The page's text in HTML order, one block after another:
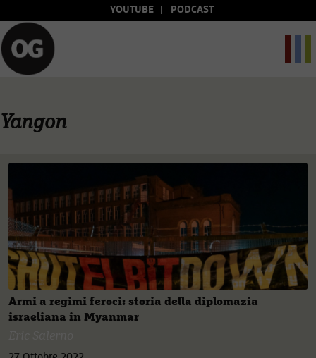
YOUTUBE PODCAST
Yangon
Armi a regimi feroci: storia della diplomazia
israeliana in Myanmar